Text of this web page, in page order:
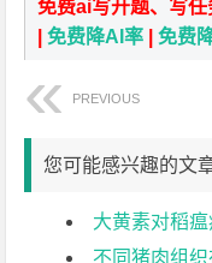
免费ai写开题、写
|免费降AI率 |免费
PREVIOUS
您可能感兴趣的文
大黄素对稻
不同猪肉组